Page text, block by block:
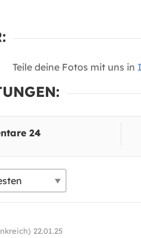
Teile deine Fotos mit uns in
24
22.01.25